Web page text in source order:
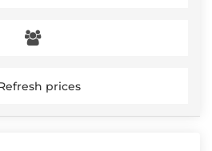
prices